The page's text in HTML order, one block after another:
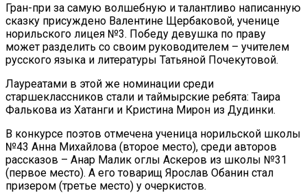
Гран-при за самую волшебную и талантливо написанную
сказку присуждено Валентине Щербаковой, ученице
норильского лицея №3. Победу девушка по праву
может разделить со своим руководителем – учителем
русского языка и литературы Татьяной Почекутовой.
Лауреатами в этой же номинации среди
старшеклассников стали и таймырские ребята: Таира
Фалькова из Хатанги и Кристина Мирон из Дудинки.
В конкурсе поэтов отмечена ученица норильской школы
№43 Анна Михайлова (второе место), среди авторов
рассказов – Анар Малик оглы Аскеров из школы №31
(первое место). А его товарищ Ярослав Обанин стал
призером (третье место) у очеркистов.